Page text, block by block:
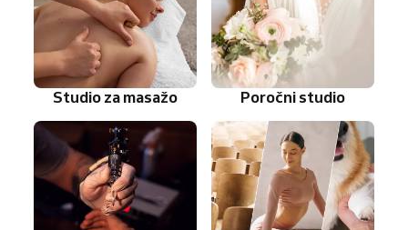
Studio za masažo Poročni studio